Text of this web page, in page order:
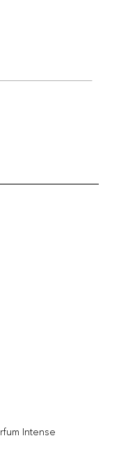
Intense